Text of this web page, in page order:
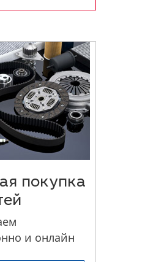
покупка
и онлайн